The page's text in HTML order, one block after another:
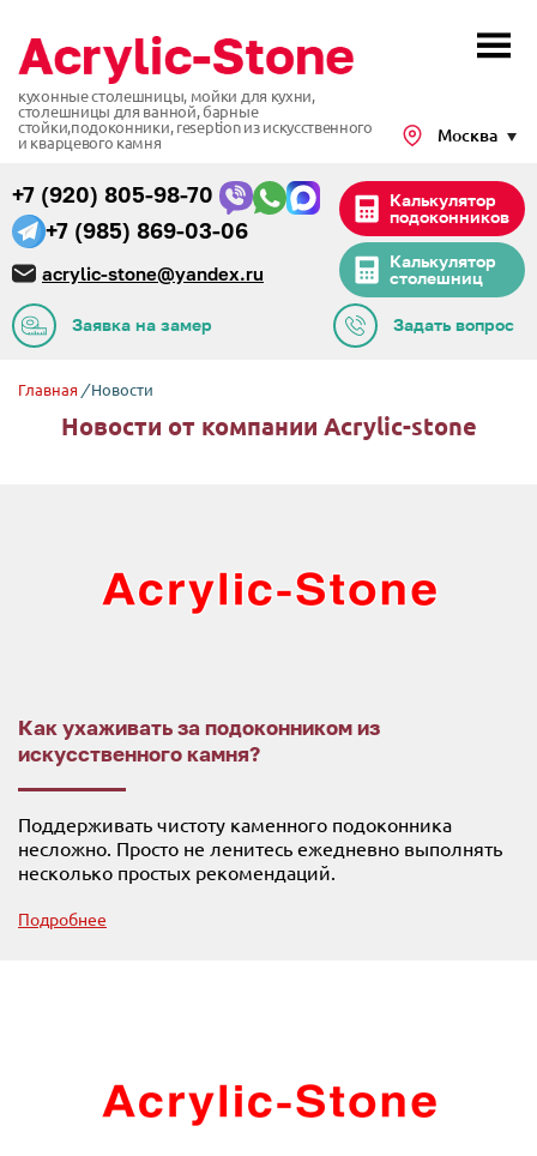
кухонные столешницы, мойки для кухни,
столешницы для ванной, барные
стойки,подоконники, reseption из искусственного
и кварцевого камня
+7 (985) 869-03-06
+7 (920) 805-98-70
acrylic-stone@yandex.ru
Калькулятор
столешниц
Калькулятор
подоконников
Москва
Задать вопрос
Заявка на замер
Главная / Новости
Новости от компании Acrylic-stone
Как ухаживать за подоконником из
искусственного камня?
Поддерживать чистоту каменного подоконника
несложно. Просто не ленитесь ежедневно выполнять
несколько простых рекомендаций.
Подробнее